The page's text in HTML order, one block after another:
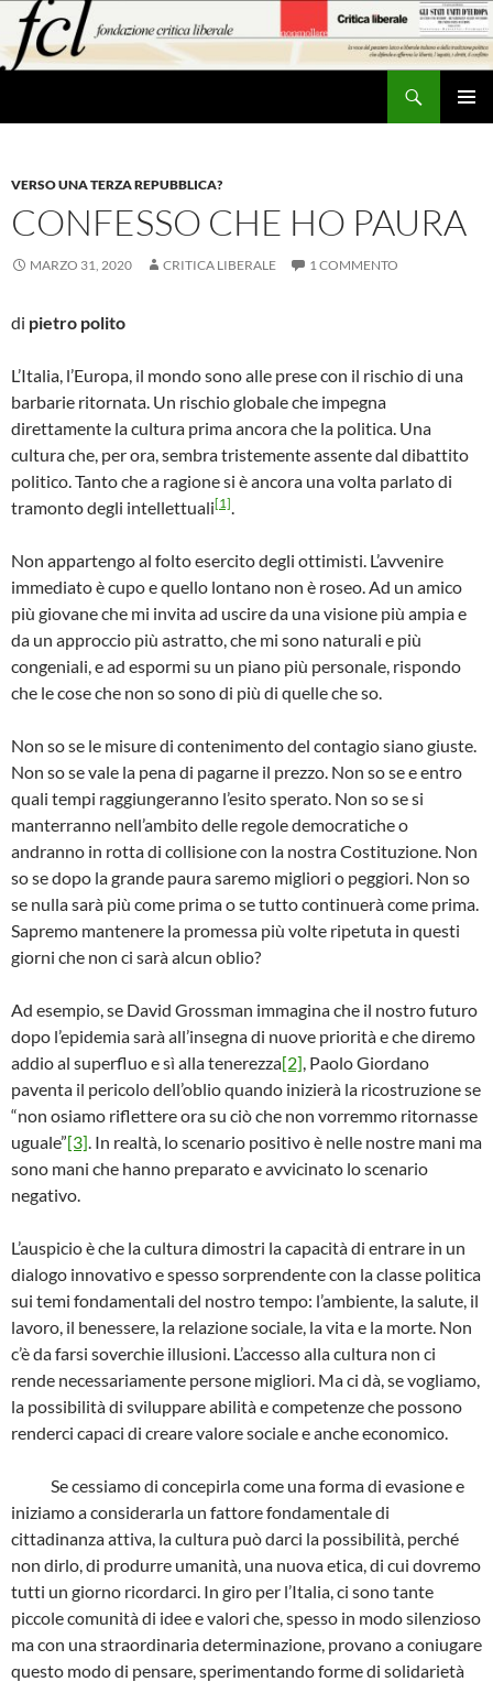
contenuto
VERSO UNA TERZA REPUBBLICA?
CONFESSO CHE HO PAURA
MARZO 31, 2020 CRITICA LIBERALE 1 COMMENTO
di pietro polito
L’Italia, l’Europa, il mondo sono alle prese con il rischio di una
barbarie ritornata. Un rischio globale che impegna
direttamente la cultura prima ancora che la politica. Una
cultura che, per ora, sembra tristemente assente dal dibattito
politico. Tanto che a ragione si è ancora una volta parlato di
tramonto degli intellettuali[1]
Non appartengo al folto esercito degli ottimisti. L’avvenire
immediato è cupo e quello lontano non è roseo. Ad un amico
più giovane che mi invita ad uscire da una visione più ampia e
da un approccio più astratto, che mi sono naturali e più
congeniali, e ad espormi su un piano più personale, rispondo
che le cose che non so sono di più di quelle che so.
Non so se le misure di contenimento del contagio siano giuste.
Non so se vale la pena di pagarne il prezzo. Non so se e entro
quali tempi raggiungeranno l’esito sperato. Non so se si
manterranno nell’ambito delle regole democratiche o
andranno in rotta di collisione con la nostra Costituzione. Non
so se dopo la grande paura saremo migliori o peggiori. Non so
se nulla sarà più come prima o se tutto continuerà come prima.
Sapremo mantenere la promessa più volte ripetuta in questi
giorni che non ci sarà alcun oblio?
Ad esempio, se David Grossman immagina che il nostro futuro
dopo l’epidemia sarà all’insegna di nuove priorità e che diremo
addio al superfluo e sì alla tenerezza[2] , Paolo Giordano
paventa il pericolo dell’oblio quando inizierà la ricostruzione se
“non osiamo riflettere ora su ciò che non vorremmo ritornasse
uguale”[3] . In realtà, lo scenario positivo è nelle nostre mani ma
sono mani che hanno preparato e avvicinato lo scenario
negativo.
L’auspicio è che la cultura dimostri la capacità di entrare in un
dialogo innovativo e spesso sorprendente con la classe politica
sui temi fondamentali del nostro tempo: l’ambiente, la salute, il
lavoro, il benessere, la relazione sociale, la vita e la morte. Non
c’è da farsi soverchie illusioni. L’accesso alla cultura non ci
rende necessariamente persone migliori. Ma ci dà, se vogliamo,
la possibilità di sviluppare abilità e competenze che possono
renderci capaci di creare valore sociale e anche economico.
Se cessiamo di concepirla come una forma di evasione e
iniziamo a considerarla un fattore fondamentale di
cittadinanza attiva, la cultura può darci la possibilità, perché
non dirlo, di produrre umanità, una nuova etica, di cui dovremo
tutti un giorno ricordarci. In giro per l’Italia, ci sono tante
piccole comunità di idee e valori che, spesso in modo silenzioso
ma con una straordinaria determinazione, provano a coniugare
questo modo di pensare, sperimentando forme di solidarietà